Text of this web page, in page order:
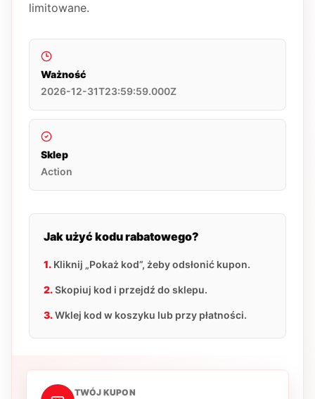
limitowane.
Ważność
2026-12-31T23:59:59.000Z
Sklep
Action
Jak użyć kodu rabatowego?
1. Kliknij „Pokaż kod”, żeby odsłonić kupon.
2.Skopiuj kod i przejdź do sklepu.
3.Wklej kod w koszyku lub przy płatności.
TWÓJ KUPON